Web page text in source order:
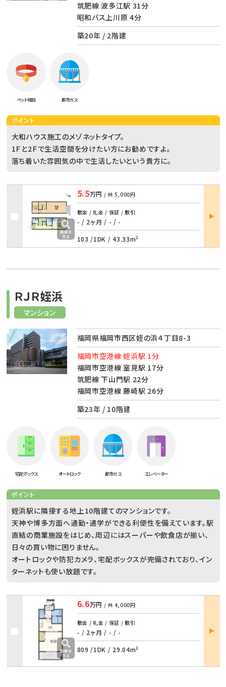
筑肥線 波多江駅 31分
昭和バス上川原 4分
築20年 / 2階建
ペット相談 都市ガス
ポイント
大和ハウス施工のメゾネットタイプ。
1Ｆと2Ｆで生活空間を分けたい方にお勧めですよ。
落ち着いた雰囲気の中で生活したいという貴方に。
5.5万円 / 共 5,000円
敷金 / 礼金 / 保証 / 敷引
- / 2ヶ月 / - / -
103 /1DK /43.33m²
部屋
詳細
マンション
ＲＪＲ姪浜
福岡県福岡市西区姪の浜４丁目8-3
福岡市空港線 姪浜駅 1分
福岡市空港線 室見駅 17分
筑肥線 下山門駅 22分
福岡市空港線 藤崎駅 26分
築23年 / 10階建
宅配ボックス オートロック 都市ガス エレベーター
ポイント
姪浜駅に隣接する地上10階建てのマンションです。
天神や博多方面へ通勤・通学ができる利便性を備えています。駅
直結の商業施設をはじめ、周辺にはスーパーや飲食店が揃い、
日々の買い物に困りません。
オートロックや防犯カメラ、宅配ボックスが完備されており、イン
ターネットも使い放題です。
6.6万円 / 共 4,000円
敷金 / 礼金 / 保証 / 敷引
- / 2ヶ月 / - / -
809 /1DK / 29.04m²
部屋
詳細